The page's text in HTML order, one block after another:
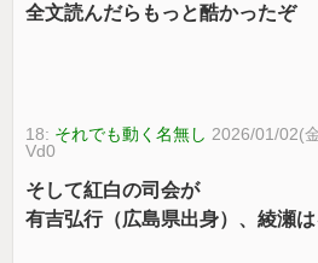
全文読んだらもっと酷かったぞ
18: それでも動く名無し 2026/01/02(
Vd0
そして紅白の司会が
有吉弘行（広島県出身）、綾瀬は